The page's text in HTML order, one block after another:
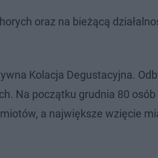
oraz na bieżącą
Kolacja Degustacyjna.
Na początku grudnia 80
a największe wzięcie